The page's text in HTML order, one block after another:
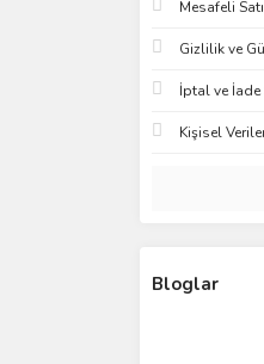
Mesafeli
Gizlilik ve
İptal ve İade
Kişisel
Bloglar